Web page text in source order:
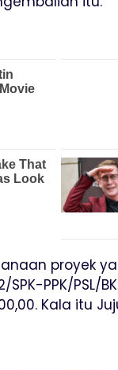
proyek
PPK/PSL/
Kala itu